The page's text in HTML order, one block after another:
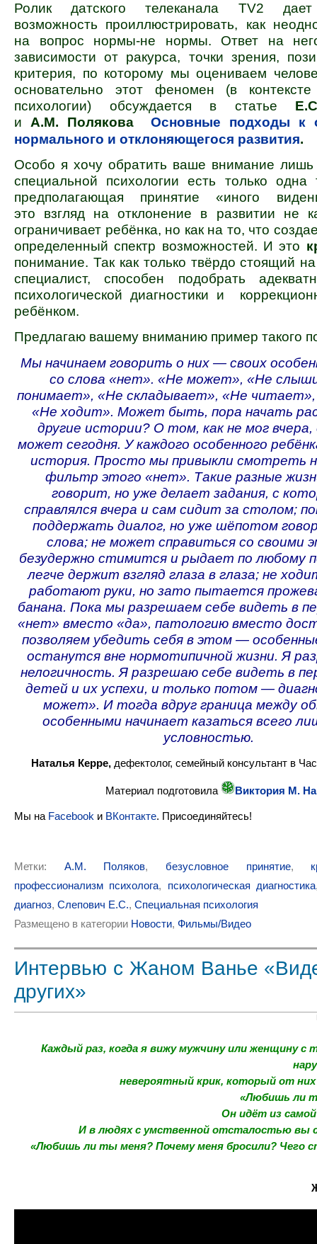
Ролик датского телеканала TV2 дает
возможность проиллюстрировать, как
на вопрос нормы-не нормы. Ответ на
зависимости от ракурса, точки зрения,
критерия, по которому мы оцениваем
основательно этот феномен (в контексте
психологии) обсуждается в статье
и А.М. Полякова
Основные подходы к
нормального и отклоняющегося развития.
Особо я хочу обратить ваше внимание
специальной психологии есть только одна
предполагающая принятие «иного
это взгляд на отклонение в развитии не
ограничивает ребёнка, но как на то, что
определенный спектр возможностей. И это
понимание. Так как только твёрдо стоящий
специалист, способен подобрать
психологической диагностики и
ребёнком.
Предлагаю вашему вниманию пример такого
Мы начинаем говорить о них — своих
со слова «нет». «Не может», «Не
понимает», «Не складывает», «Не
«Не ходит». Может быть, пора начать
другие истории? О том, как не мог
может сегодня. У каждого особенного
история. Просто мы привыкли смотреть
фильтр этого «нет». Такие разные
говорит, но уже делает задания, с
справлялся вчера и сам сидит за столом;
поддержать диалог, но уже шёпотом
слова; не может справиться со своими
безудержно стимится и рыдает по любому
легче держит взгляд глаза в глаза; не
работают руки, но зато пытается
банана. Пока мы разрешаем себе видеть в
«нет» вместо «да», патологию вместо
позволяем убедить себя в этом —
останутся вне нормотипичной жизни. Я
нелогичность. Я разрешаю себе видеть в
детей и их успехи, и только потом —
может». И тогда вдруг граница между
особенными начинает казаться всего
условностью.
Наталья Керре, дефектолог, семейный консультант в
Материал подготовила Виктория М.
Мы на Facebook и ВКонтакте. Присоединяйтесь!
Метки: А.М. Поляков,безусловное принятие,
профессионализм психолога, психологическая диагностика
диагноз, Слепович Е.С., Специальная психология
Размещено в категории Новости, Фильмы/Видео
Интервью с Жаном Ванье
других»
Каждый раз, когда я вижу мужчину или женщину с
невероятный крик, который от
«Любишь ли
Он идёт из
И в людях с умственной отсталостью вы
«Любишь ли ты меня? Почему меня бросили? Чего